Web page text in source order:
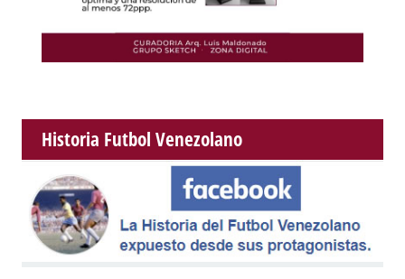
Historia Futbol Venezolano